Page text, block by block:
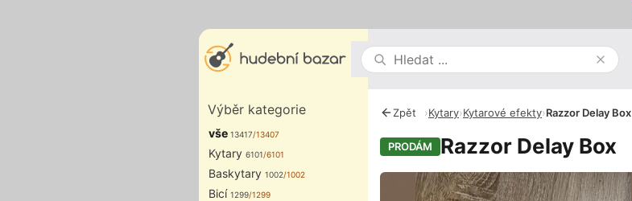
Výběr kategorie
vše 13417/13407
Kytary 6101/6101
Baskytary 1002/1002
Bicí 1299/1299
Zpět ›Kytary›Kytarové efekty›Razzor Delay Box
PRODÁM Razzor Delay Box
Fotografie